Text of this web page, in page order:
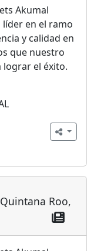
Akumal
líder en el ramo
y calidad en
que nuestro
lograr el éxito.
Roo,